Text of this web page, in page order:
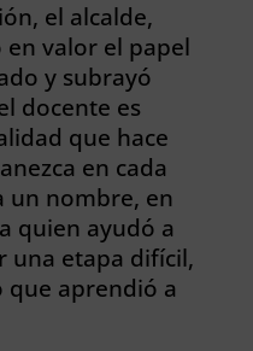
el alcalde,
en valor el papel
y subrayó
docente es
que hace
en cada
un nombre, en
quien ayudó a
una etapa difícil,
que aprendió a